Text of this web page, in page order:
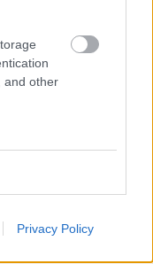
and other
Privacy Policy
fontos dologra